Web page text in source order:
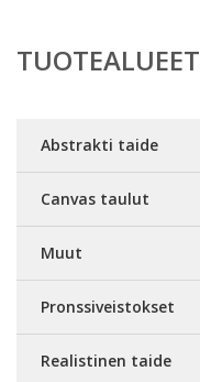
TUOTEALUEET
Abstrakti taide
Canvas taulut
Muut
Pronssiveistokset
Realistinen taide